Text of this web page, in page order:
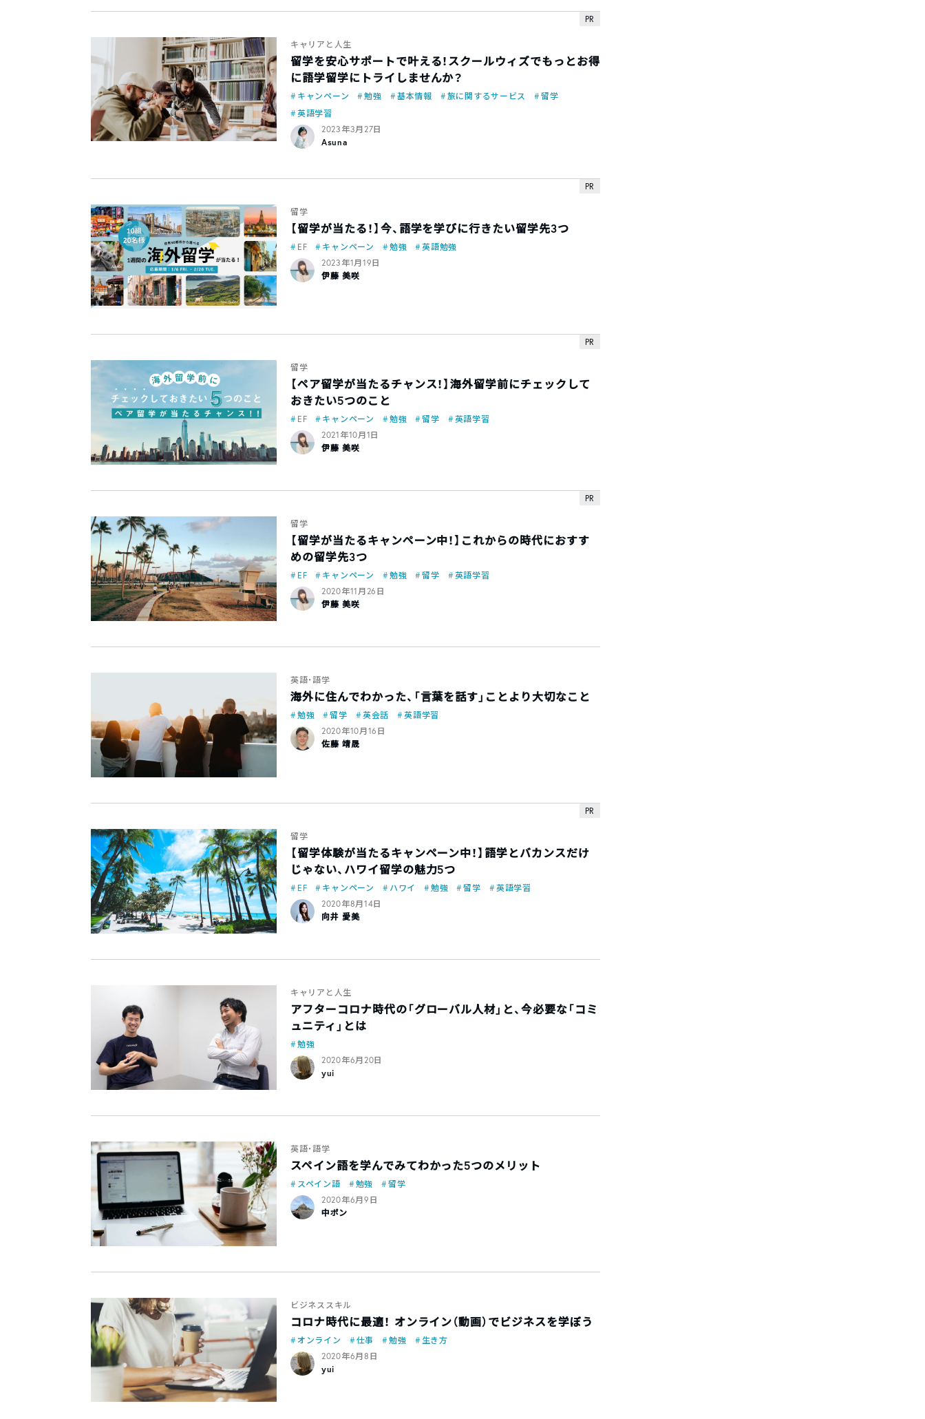
PR
キャリアと人生
留学を安心サポートで叶える！スクールウィズでもっとお得
に語学留学にトライしませんか？
キャンペーン 勉強 基本情報 旅に関するサービス
留学
英語学習
2023年3月27日
Asuna
PR
留学
【留学が当たる！】今、語学を学びに行きたい留学先3つ
EF キャンペーン 勉強
英語勉強
2023年1月19日
伊藤 美咲
PR
留学
【ペア留学が当たるチャンス！】海外留学前にチェックして
おきたい5つのこと
EF キャンペーン 勉強 留学
英語学習
2021年10月1日
伊藤 美咲
PR
留学
【留学が当たるキャンペーン中！】これからの時代におすす
めの留学先3つ
EF キャンペーン 勉強 留学
英語学習
2020年11月26日
伊藤 美咲
英語・語学
海外に住んでわかった、「言葉を話す」ことより大切なこと
勉強 留学 英会話
英語学習
2020年10月16日
佐藤 靖晟
PR
留学
【留学体験が当たるキャンペーン中！】語学とバカンスだけ
じゃない、ハワイ留学の魅力5つ
EF キャンペーン ハワイ 勉強 留学
英語学習
2020年8月14日
向井 愛美
キャリアと人生
アフターコロナ時代の「グローバル人材」と、今必要な「コミ
ュニティ」とは
勉強
2020年6月20日
yui
英語・語学
スペイン語を学んでみてわかった5つのメリット
スペイン語 勉強
留学
2020年6月9日
中ポン
ビジネススキル
コロナ時代に最適！ オンライン（動画）でビジネスを学ぼう
オンライン 仕事 勉強
生き方
2020年6月8日
yui